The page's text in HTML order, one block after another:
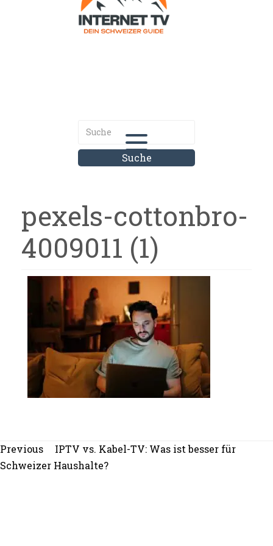
pexels-cottonbro-
4009011 (1)
Beitragsnavigation
Previous
Previous
post:
IPTV vs. Kabel-TV: Was ist besser für
Schweizer Haushalte?